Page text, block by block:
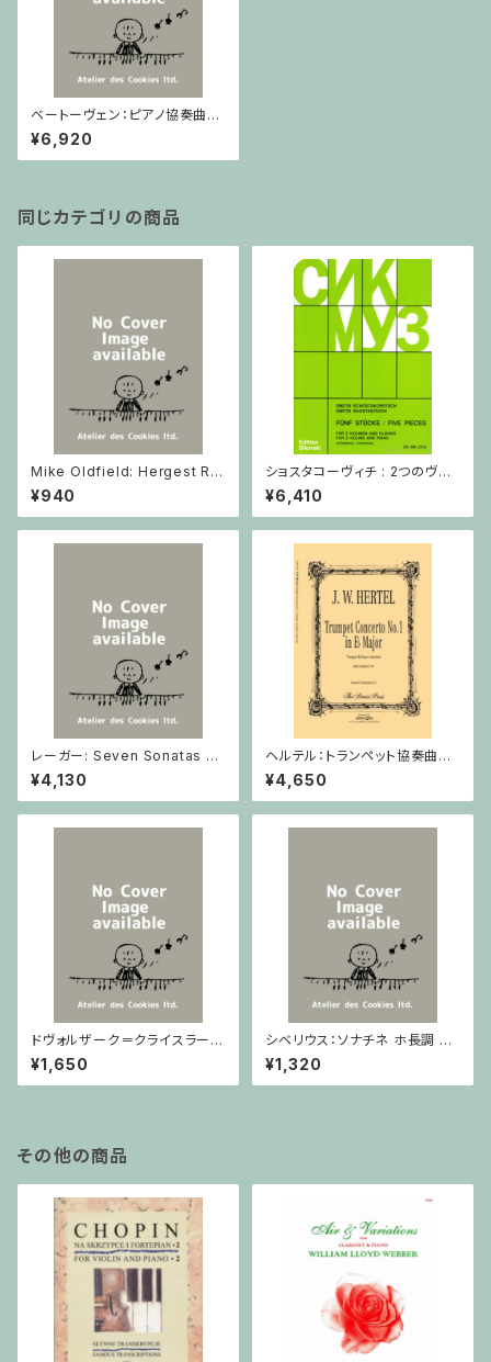
ベートーヴェン：ピアノ協奏曲第
2番 / フルスコア
¥6,920
同じカテゴリの商品
Mike Oldfield: Hergest Rid
ge / ピアノ
¥940
ショスタコーヴィチ : 2つのヴァ
イオリンとピアノのための 5つの
小品 / ヴァイオリン2とピアノ
¥6,410
レーガー: Seven Sonatas o
p. 91 Heft 2 / ヴァイオリン
¥4,130
ヘルテル：トランペット協奏曲第1
番 変ホ長調/トランペット・ピア
ノ
¥4,650
ドヴォルザーク＝クライスラー：
スラヴ幻想曲 ロ短調 from Op.
55-4, Op.75 / ヴァイオリンと
ピアノ
¥1,650
シベリウス：ソナチネ ホ長調 O
p.80 / ヴァイオリンとピアノ
¥1,320
その他の商品